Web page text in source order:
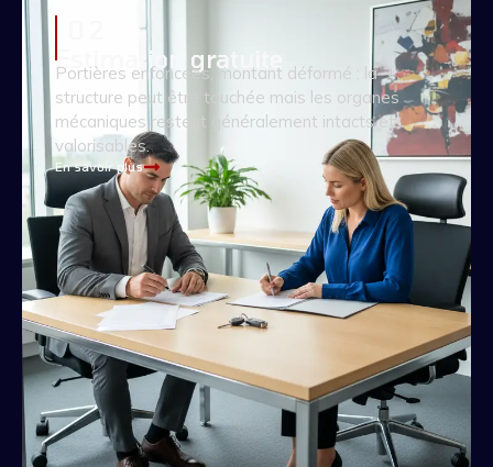
Estimation gratuite
Portières enfoncées, montant déformé : la
structure peut être touchée mais les organes
mécaniques restent généralement intacts et
valorisables.
En savoir plus